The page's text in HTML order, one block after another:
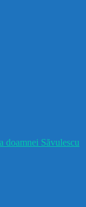
doamnei Săvulescu